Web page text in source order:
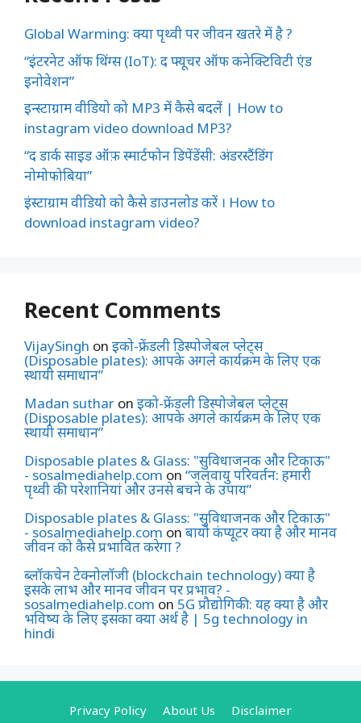
Global Warming: क्या पृथ्वी पर जीवन खतरे में है ?
“इंटरनेट ऑफ थिंग्स (IoT): द फ्यूचर ऑफ कनेक्टिविटी एंड
इनोवेशन”
इन्स्टाग्राम वीडियो को MP3 में कैसे बदलें | How to
instagram video download MP3?
“द डार्क साइड ऑफ़ स्मार्टफोन डिपेंडेंसी: अंडरस्टैंडिंग
नोमोफोबिया”
इंस्टाग्राम वीडियो को कैसे डाउनलोड करें । How to
download instagram video?
Recent Comments
VijaySingh on इको-फ्रेंडली डिस्पोजेबल प्लेट्स
(Disposable plates): आपके अगले कार्यक्रम के लिए एक
स्थायी समाधान”
Madan suthar on इको-फ्रेंडली डिस्पोजेबल प्लेट्स
(Disposable plates): आपके अगले कार्यक्रम के लिए एक
स्थायी समाधान”
Disposable plates & Glass: "सुविधाजनक और टिकाऊ"
- sosalmediahelp.com on “जलवायु परिवर्तन: हमारी
पृथ्वी की परेशानियां और उनसे बचने के उपाय”
Disposable plates & Glass: "सुविधाजनक और टिकाऊ"
- sosalmediahelp.com on बायो कंप्यूटर क्या है और मानव
जीवन को कैसे प्रभावित करेगा ?
ब्लॉकचेन टेक्नोलॉजी (blockchain technology) क्या है
इसके लाभ और मानव जीवन पर प्रभाव? -
sosalmediahelp.com on 5G प्रौद्योगिकी: यह क्या है और
भविष्य के लिए इसका क्या अर्थ है | 5g technology in
hindi
Privacy Policy About Us Disclaimer